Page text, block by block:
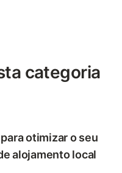
categoria
para otimizar o seu
alojamento local